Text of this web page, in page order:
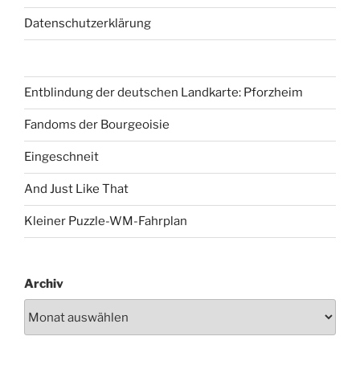
Datenschutzerklärung
Entblindung der deutschen Landkarte: Pforzheim
Fandoms der Bourgeoisie
Eingeschneit
And Just Like That
Kleiner Puzzle-WM-Fahrplan
Archiv